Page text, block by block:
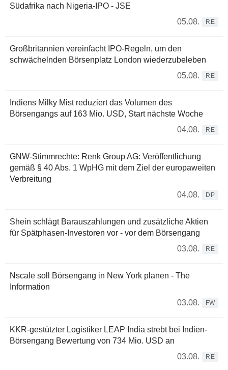
Südafrika nach Nigeria-IPO - JSE
05.08.
RE
Großbritannien vereinfacht IPO-Regeln, um den
schwächelnden Börsenplatz London wiederzubeleben
05.08.
RE
Indiens Milky Mist reduziert das Volumen des
Börsengangs auf 163 Mio. USD, Start nächste Woche
04.08.
RE
GNW-Stimmrechte: Renk Group AG: Veröffentlichung
gemäß § 40 Abs. 1 WpHG mit dem Ziel der europaweiten
Verbreitung
04.08.
DP
Shein schlägt Barauszahlungen und zusätzliche Aktien
für Spätphasen-Investoren vor - vor dem Börsengang
03.08.
RE
Nscale soll Börsengang in New York planen - The
Information
03.08.
FW
KKR-gestützter Logistiker LEAP India strebt bei Indien-
Börsengang Bewertung von 734 Mio. USD an
03.08.
RE